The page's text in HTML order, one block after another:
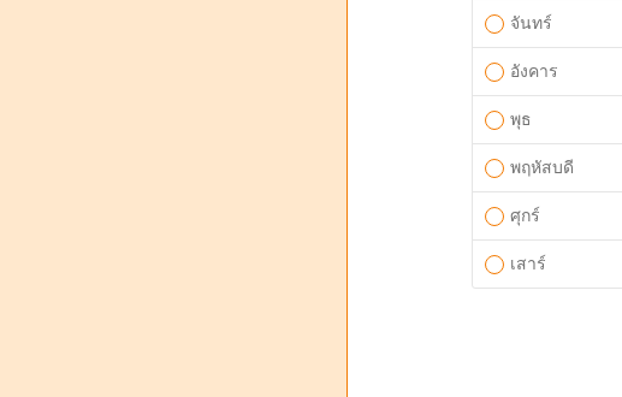
จันทร์
อังคาร
พุธ
พฤหัสบดี
ศุกร์
เสาร์